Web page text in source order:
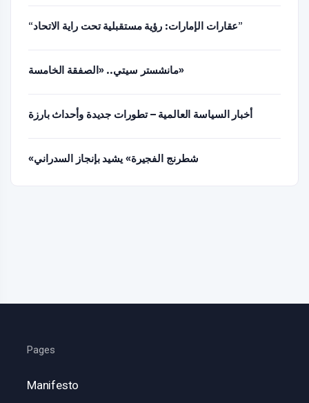
“عقارات الإمارات: رؤية مستقبلية تحت راية الاتحاد”
مانشستر سيتي.. «الصفقة الخامسة»
أخبار السياسة العالمية – تطورات جديدة وأحداث بارزة
«شطرنج الفجيرة» يشيد بإنجاز السدراني
Pages
Manifesto